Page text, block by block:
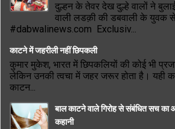
दुल्हन के तेवर देख दुल्हे वालों ने
वाली लडक़ी की डबवाली के युवक
#dabwalinews.com Exclusiv...
काटने में जहरीली नहीं छिपकली
कुमार मुकेश, भारत में छिपकलियों की कोई भी
लेकिन उनकी त्वचा में जहर जरूर होता है। यही
काटन...
बाल काटने वाले गिरोह से संबंधित सच का
कहानी